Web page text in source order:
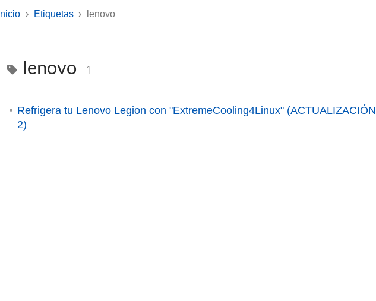
Inicio Etiquetas lenovo
lenovo 1
Refrigera tu Lenovo Legion con "ExtremeCooling4Linux" (ACTUALIZACIÓN
2)